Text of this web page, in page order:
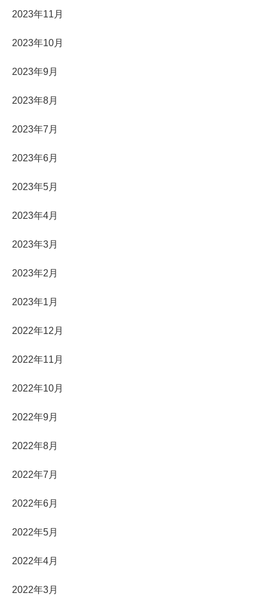
2023年11月
2023年10月
2023年9月
2023年8月
2023年7月
2023年6月
2023年5月
2023年4月
2023年3月
2023年2月
2023年1月
2022年12月
2022年11月
2022年10月
2022年9月
2022年8月
2022年7月
2022年6月
2022年5月
2022年4月
2022年3月